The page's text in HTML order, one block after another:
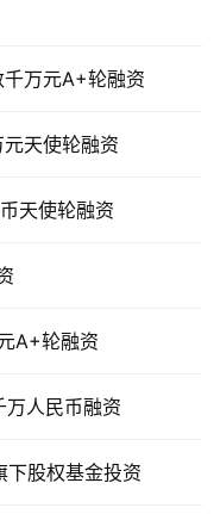
万元A+轮融资
天使轮融资
天使轮融资
A+轮融资
人民币融资
下股权基金投资